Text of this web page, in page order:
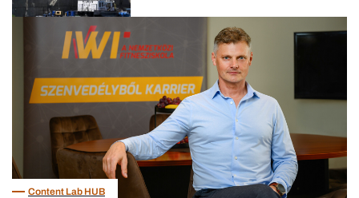
Content Lab HUB